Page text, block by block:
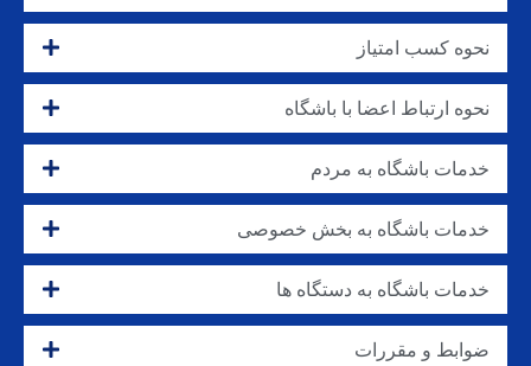
نحوه کسب امتیاز
نحوه ارتباط اعضا با باشگاه
خدمات باشگاه به مردم
خدمات باشگاه به بخش خصوصی
خدمات باشگاه به دستگاه ها
ضوابط و مقررات